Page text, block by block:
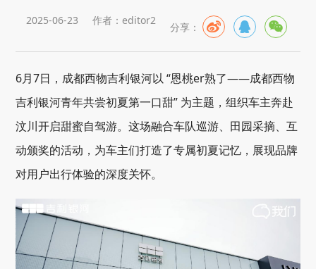
2025-06-23 作者：editor2 分享：
6月7日，成都西物吉利银河以 “恩桃er熟了——成都西物
吉利银河青年共尝初夏第一口甜” 为主题，组织车主奔赴
汶川开启甜蜜自驾游。这场融合车队巡游、田园采摘、互
动颁奖的活动，为车主们打造了专属初夏记忆，展现品牌
对用户出行体验的深度关怀。